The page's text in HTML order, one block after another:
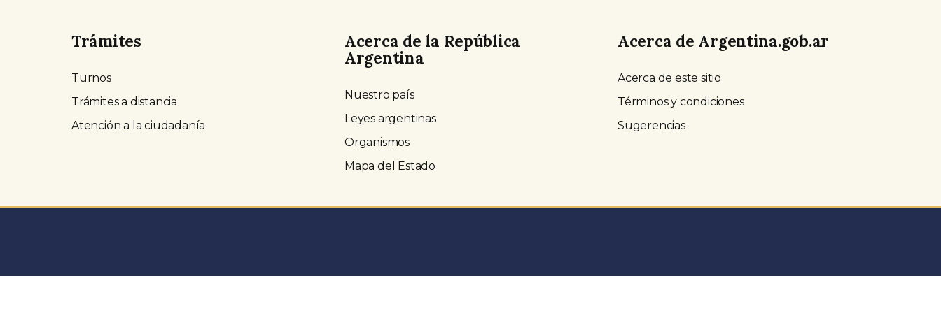
Trámites
Turnos
Trámites a distancia
Atención a la ciudadanía
Acerca de la República
Argentina
Nuestro país
Leyes argentinas
Organismos
Mapa del Estado
Acerca de Argentina.gob.ar
Acerca de este sitio
Términos y condiciones
Sugerencias